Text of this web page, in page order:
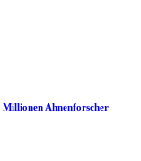
Ahnenforscher